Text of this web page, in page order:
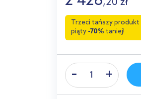
,20 zł
Trzeci tańszy produkt
piąty -70% taniej!